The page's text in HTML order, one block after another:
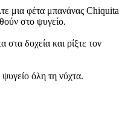
μια φέτα μπανάνας Chiquita
στο ψυγείο.
δοχεία και ρίξτε τον
όλη τη νύχτα.